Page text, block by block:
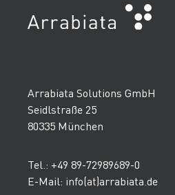
Arrabiata Solutions GmbH
Seidlstraße 25
80335 München
Tel.: +49 89-72989689-0
E-Mail: info(at)arrabiata.de